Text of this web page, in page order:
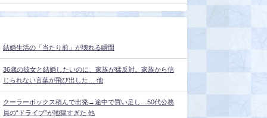
結婚生活の「当たり前」が壊れる瞬間
36歳の彼女と結婚したいのに、家族が猛反対。家族から信
じられない言葉が飛び出した… 他
クーラーボックス積んで出発→途中で買い足し…50代公務
員の“ドライブ”が地獄すぎた 他